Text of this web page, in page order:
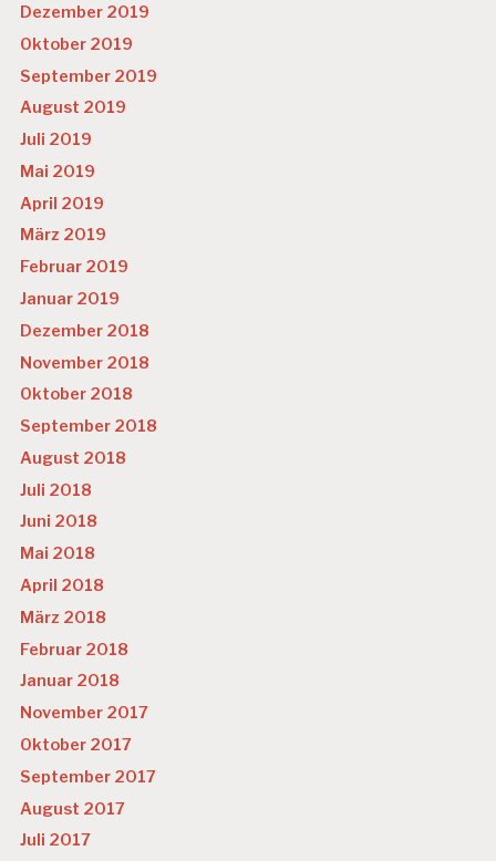
Dezember 2019
Oktober 2019
September 2019
August 2019
Juli 2019
Mai 2019
April 2019
März 2019
Februar 2019
Januar 2019
Dezember 2018
November 2018
Oktober 2018
September 2018
August 2018
Juli 2018
Juni 2018
Mai 2018
April 2018
März 2018
Februar 2018
Januar 2018
November 2017
Oktober 2017
September 2017
August 2017
Juli 2017